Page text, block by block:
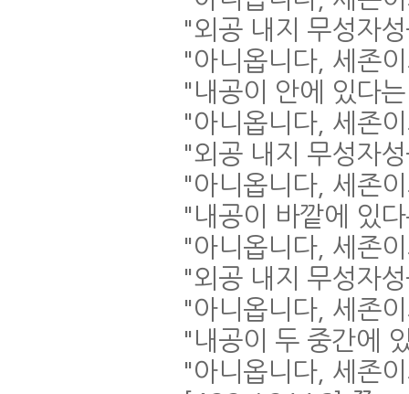
"외공 내지 무성자
"아니옵니다, 세존
" 내공이 안에 있다
"아니옵니다, 세존
"외공 내지 무성자
"아니옵니다, 세존
" 내공이 바깥에 있
"아니옵니다, 세존
"외공 내지 무성자
"아니옵니다, 세존
" 내공이 두 중간에
"아니옵니다, 세존